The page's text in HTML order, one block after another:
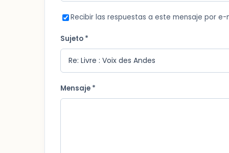
Recibir las respuestas a este mensaje por e-
Sujeto *
Mensaje *